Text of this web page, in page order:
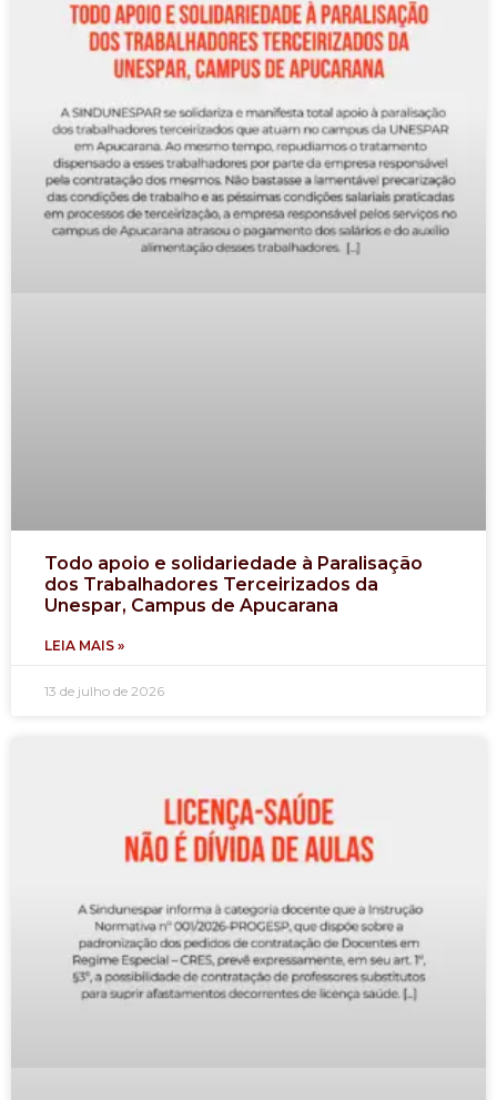
Todo apoio e solidariedade à Paralisação
dos Trabalhadores Terceirizados da
Unespar, Campus de Apucarana
LEIA MAIS »
13 de julho de 2026